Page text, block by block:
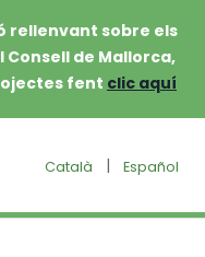
rellenvant sobre els
de Mallorca,
fent clic aquí
Català | Español